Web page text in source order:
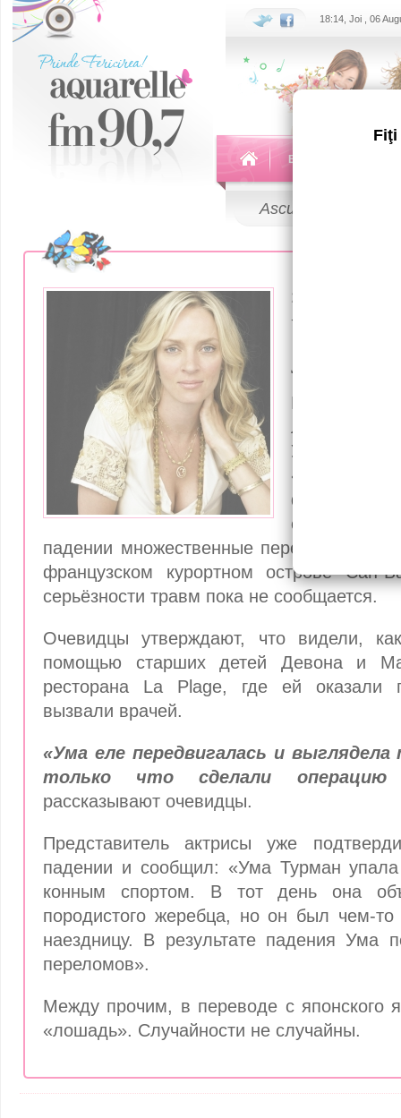
Fiţi
18:14, Joi , 06
Echipa
Ascultă
23 Iunie 2016
Ума
лошади
Неудачно
лошади
Ума
франшизы
слетела с
падении множественные переломы.
французском курортном острове Сан-
серьёзности травм пока не сообщается.
Очевидцы утверждают, что видели,
помощью старших детей Девона и
ресторана La Plage, где ей
вызвали врачей.
«Ума еле передвигалась и
только что сделали операцию
рассказывают очевидцы.
Представитель актрисы уже
падении и сообщил: «Ума Турман
конным спортом. В тот день она
породистого жеребца, но он был чем-то
наездницу. В результате падения Ума
переломов».
Между прочим, в переводе с японского
«лошадь». Случайности не случайны.